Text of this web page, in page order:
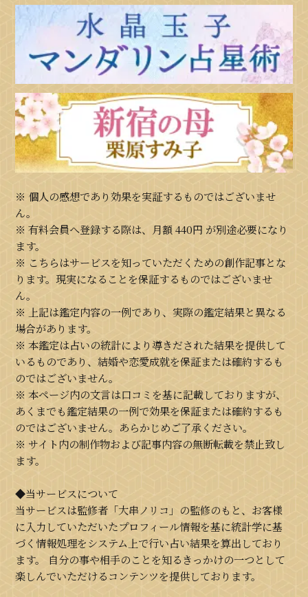
※ 個人の感想であり効果を実証するものではございませ
ん。
※ 有料会員へ登録する際は、月額440円 が別途必要になり
ます。
※ こちらはサービスを知っていただくための創作記事とな
ります。現実になることを保証するものではございませ
ん。
※ 上記は鑑定内容の一例であり、実際の鑑定結果と異なる
場合があります。
※ 本鑑定は占いの統計により導きだされた結果を提供して
いるものであり、結婚や恋愛成就を保証または確約するも
のではございません。
※ 本ページ内の文言は口コミを基に記載しておりますが、
あくまでも鑑定結果の一例で効果を保証または確約するも
のではございません。あらかじめご了承ください。
※ サイト内の制作物および記事内容の無断転載を禁止致し
ます。
◆当サービスについて
当サービスは監修者「大串ノリコ」の監修のもと、お客様
に入力していただいたプロフィール情報を基に統計学に基
づく情報処理をシステム上で行い占い結果を算出しており
ます。 自分の事や相手のことを知るきっかけの一つとして
楽しんでいただけるコンテンツを提供しております。